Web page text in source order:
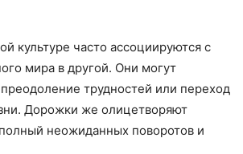
культуре часто ассоциируются с
мира в другой. Они могут
трудностей или переход
Дорожки же олицетворяют
неожиданных поворотов и